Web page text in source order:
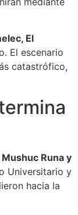
El
El escenario
catastrófico,
Mushuc Runa y
Universitario y
hacia la